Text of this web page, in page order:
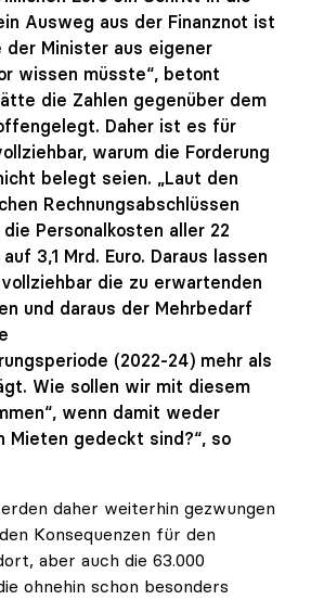
Ausweg aus der Finanznot ist
der Minister aus eigener
wissen müsste“, betont
die Zahlen gegenüber dem
Daher ist es für
warum die Forderung
belegt seien. „Laut den
Rechnungsabschlüssen
Personalkosten aller 22
3,1 Mrd. Euro. Daraus lassen
die zu erwartenden
und daraus der Mehrbedarf
(2022-24) mehr als
Wie sollen wir mit diesem
wenn damit weder
Mieten gedeckt sind?“, so
daher weiterhin gezwungen
Konsequenzen für den
aber auch die 63.000
ohnehin schon besonders